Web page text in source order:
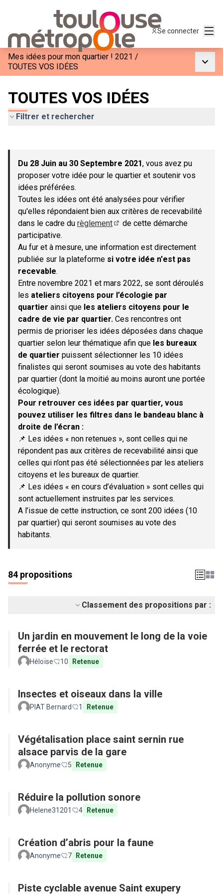
Se connecter
Mes idées pour mon quartier ! 2021 /
TOUTES VOS IDÉES
TOUTES VOS IDÉES
Filtrer et rechercher
−
Du 28 Juin au 30 Septembre 2021, vous avez pu
proposer votre idée pour le quartier et soutenir vos
idées préférées.
Toutes les idées ont été analysées pour vérifier
qu'elles répondaient bien aux critères de recevabilité
dans le cadre du règlement
de cette démarche
participative.
Au fur et à mesure, une information est directement
publiée sur la plateforme si votre idée n'est pas
recevable.
Entre novembre 2021 et mars 2022, se sont déroulés
les ateliers citoyens pour l’écologie par
quartier ainsi que les ateliers citoyens pour le
cadre de vie par quartier. Ces rencontres ont
permis de prioriser les idées déposées dans chaque
quartier selon leur thématique afin que les bureaux
de quartier puissent sélectionner les 10 idées
finalistes qui seront soumises au vote des habitants
par quartier (dont la moitié au moins auront une portée
écologique).
Pour retrouver ces idées par quartier, vous
pouvez utiliser les filtres dans le bandeau blanc à
droite de l’écran :
📌 Les idées « non retenues », sont celles qui ne
répondent pas aux critères de recevabilité ainsi que
celles qui n’ont pas été sélectionnées par les ateliers
citoyens et les bureaux de quartier.
📌 Les idées « en cours d’évaluation » sont celles qui
sont actuellement instruites par les services.
A l’issue de cette instruction, ce sont 200 idées (10
par quartier) qui seront soumises au vote des
habitants.
84 propositions
Classement des propositions par :
Un jardin en mouvement le long de la voie
ferrée et le rectorat
Héloïse 10 Retenue
Insectes et oiseaux dans la ville
PIAT Bernard 1 Retenue
Végétalisation place saint sernin rue
alsace parvis de la gare
Anonyme 5 Retenue
Réduire la pollution sonore
Helene31201 4 Retenue
Création d’abris pour la faune
Anonyme 7 Retenue
Piste cyclable avenue Saint exupery